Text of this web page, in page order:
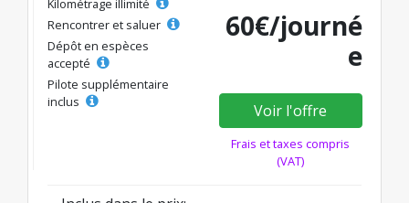
Kilométrage illimité
Rencontrer et saluer
Dépôt en espèces
accepté
Pilote supplémentaire
inclus
60€/journé
e
Voir l'offre
Frais et taxes compris
(VAT)